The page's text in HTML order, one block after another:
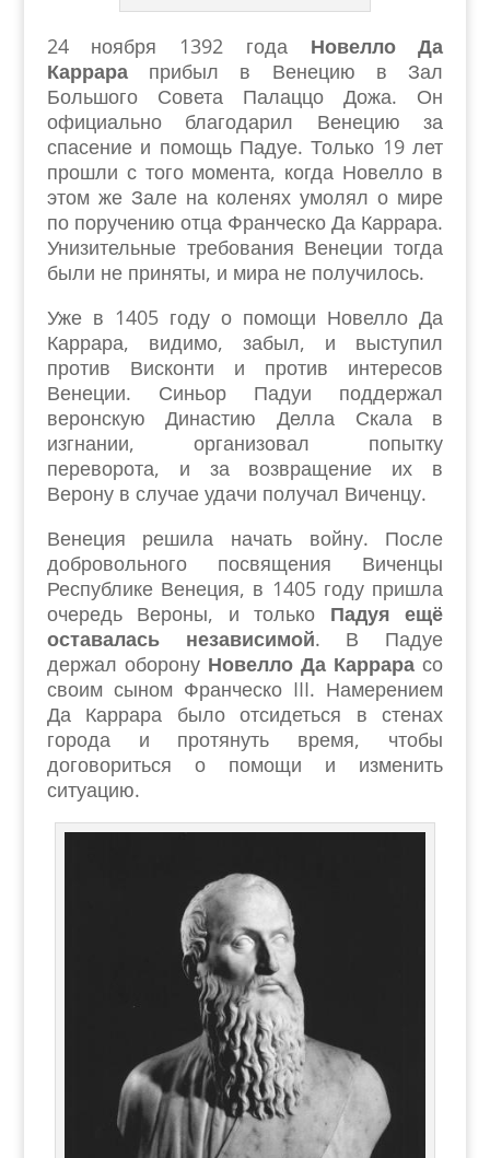
24 ноября 1392 года Новелло Да
Каррараприбыл в Венецию в Зал
Большого Совета Палаццо Дожа. Он
официально благодарил Венецию за
спасение и помощь Падуе. Только 19 лет
прошли с того момента, когда Новелло в
этом же Зале на коленях умолял о мире
по поручению отца Франческо Да Каррара.
Унизительные требования Венеции тогда
были не приняты, и мира не получилось.
Уже в 1405 году о помощи Новелло Да
Каррара, видимо, забыл, и выступил
против Висконти и против интересов
Венеции. Синьор Падуи поддержал
веронскую Династию Делла Скала в
изгнании, организовал попытку
переворота, и за возвращение их в
Верону в случае удачи получал Виченцу.
Венеция решила начать войну. После
добровольного посвящения Виченцы
Республике Венеция, в 1405 году пришла
очередь Вероны, и только Падуя ещё
оставалась независимой. В Падуе
держал оборону Новелло Да Каррара со
своим сыном Франческо III. Намерением
Да Каррара было отсидеться в стенах
города и протянуть время, чтобы
договориться о помощи и изменить
ситуацию.